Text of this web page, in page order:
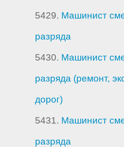
5429. Машинист
разряда
5430. Машинист
разряда (ремонт,
дорог)
5431. Машинист
разряда